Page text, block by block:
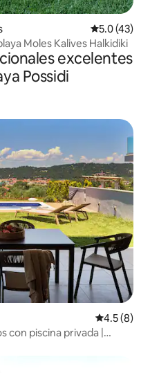
Calificación
5.0 (43)
Moles Kalives Halkidiki
excelentes
Possidi
4.5 (8)
con piscina privada |